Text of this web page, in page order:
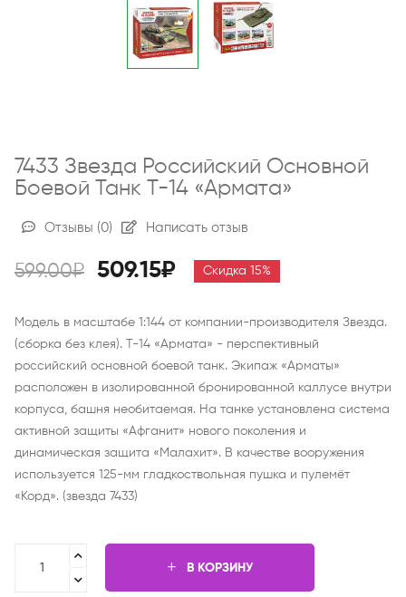
7433 Звезда Российский Основной
Боевой Танк Т-14 «Армата»
Отзывы (0) Написать отзыв
599.00₽ 509.15₽ Скидка 15%
Модель в масштабе 1:144 от компании-производителя Звезда.
(сборка без клея). Т-14 «Армата» - перспективный
российский основной боевой танк. Экипаж «Арматы»
расположен в изолированной бронированной каллусе внутри
корпуса, башня необитаемая. На танке установлена система
активной защиты «Афганит» нового поколения и
динамическая защита «Малахит». В качестве вооружения
используется 125-мм гладкоствольная пушка и пулемёт
«Корд». (звезда 7433)
В КОРЗИНУ